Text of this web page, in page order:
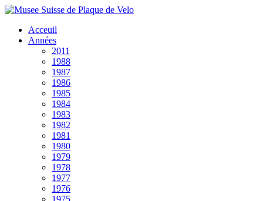
Acceuil
Années
2011
1988
1987
1986
1985
1984
1983
1982
1981
1980
1979
1978
1977
1976
1975